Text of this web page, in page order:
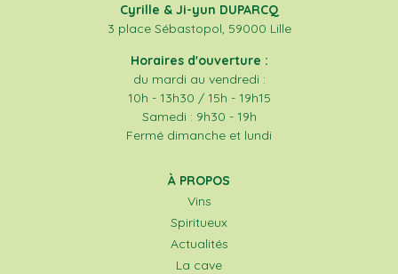
Cyrille & Ji-yun DUPARCQ
3 place Sébastopol, 59000 Lille
Horaires d'ouverture :
du mardi au vendredi :
10h - 13h30 / 15h - 19h15
Samedi : 9h30 - 19h
Fermé dimanche et lundi
À PROPOS
Vins
Spiritueux
Actualités
La cave